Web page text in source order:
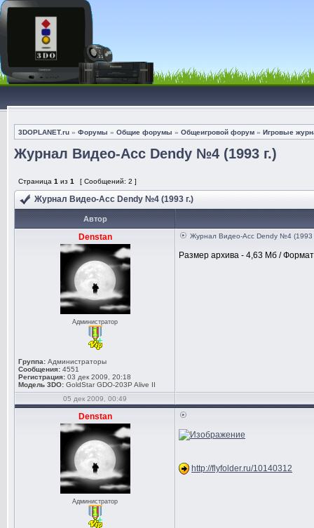
3DOPLANET.ru » Форумы » Общие форумы » Общеигровой форум » Игровые
Журнал Видео-Асс Dendy №4 (1993 г.)
Страница 1 из 1 [ Сообщений: 2 ]
Журнал Видео-Асс Dendy №4 (1993 г.)
Автор
Denstan
Администратор
Группа: Администраторы
Сообщения: 4551
Регистрация: 03 дек 2009, 20:18
Модель 3DO: GoldStar GDO-203P Alive II
Журнал Видео-Асс Dendy №4 (1993
Размер архива - 4,63 Мб /
05 дек 2009, 00:49
Denstan
Администратор
http://flyfolder.ru/10140312